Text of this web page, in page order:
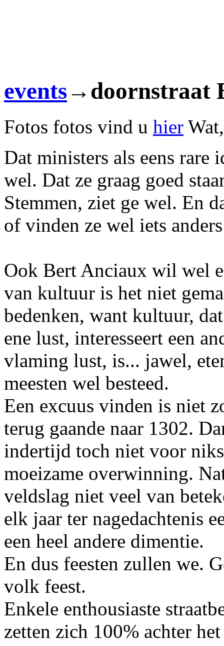
events→doornstraat
Fotos fotos vind u hier
Dat ministers als eens rare
wel. Dat ze graag goed
Stemmen, ziet ge wel. En
of vinden ze wel iets
Ook Bert Anciaux wil wel
van kultuur is het niet
bedenken, want kultuur,
ene lust, interesseert een
vlaming lust, is... jawel,
meesten wel besteed.
Een excuus vinden is niet
terug gaande naar 1302.
indertijd toch niet voor
moeizame overwinning.
veldslag niet veel van
elk jaar ter nagedachtenis
een heel andere dimentie.
En dus feesten zullen we.
volk feest.
Enkele enthousiaste
zetten zich 100% achter